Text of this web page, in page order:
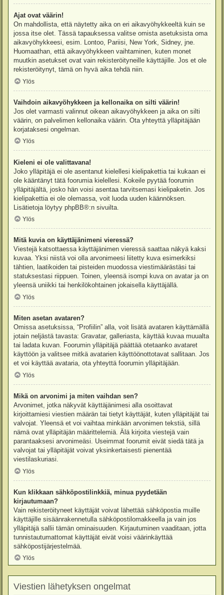
Ajat ovat väärin!
On mahdollista, että näytetty aika on eri aikavyöhykkeeltä kuin se
jossa itse olet. Tässä tapauksessa valitse omista asetuksista oma
aikavyöhykkeesi, esim. Lontoo, Pariisi, New York, Sidney, jne.
Huomaathan, että aikavyöhykkeen vaihtaminen, kuten monet
muutkin asetukset ovat vain rekisteröityneille käyttäjille. Jos et ole
rekisteröitynyt, tämä on hyvä aika tehdä niin.
Ylös
Vaihdoin aikavyöhykkeen ja kellonaika on silti väärin!
Jos olet varmasti valinnut oikean aikavyöhykkeen ja aika on silti
väärin, on palvelimen kellonaika väärin. Ota yhteyttä ylläpitäjään
korjataksesi ongelman.
Ylös
Kieleni ei ole valittavana!
Joko ylläpitäjä ei ole asentanut kielellesi kielipakettia tai kukaan ei
ole kääntänyt tätä foorumia kielellesi. Kokeile pyytää foorumin
ylläpitäjältä, josko hän voisi asentaa tarvitsemasi kielipaketin. Jos
kielipakettia ei ole olemassa, voit luoda uuden käännöksen.
Lisätietoja löytyy phpBB®:n sivuilta.
Ylös
Mitä kuvia on käyttäjänimeni vieressä?
Viestejä katsottaessa käyttäjänimen vieressä saattaa näkyä kaksi
kuvaa. Yksi niistä voi olla arvonimeesi liitetty kuva esimerkiksi
tähtien, laatikoiden tai pisteiden muodossa viestimäärästäsi tai
statuksestasi riippuen. Toinen, yleensä isompi kuva on avatar ja on
yleensä uniikki tai henkilökohtainen jokaisella käyttäjällä.
Ylös
Miten asetan avataren?
Omissa asetuksissa, “Profiilin” alla, voit lisätä avataren käyttämällä
jotain neljästä tavasta: Gravatar, galleriasta, käyttää kuvaa muualta
tai ladata kuvan. Foorumin ylläpitäjä päättää otetaanko avataret
käyttöön ja valitsee mitkä avatarien käyttöönottotavat sallitaan. Jos
et voi käyttää avataria, ota yhteyttä foorumin ylläpitäjään.
Ylös
Mikä on arvonimi ja miten vaihdan sen?
Arvonimet, jotka näkyvät käyttäjänimesi alla osoittavat
kirjoittamiesi viestien määrän tai tietyt käyttäjät, kuten ylläpitäjät tai
valvojat. Yleensä et voi vaihtaa minkään arvonimen tekstiä, sillä
nämä ovat ylläpitäjän määrittelemiä. Älä kirjoita viestejä vain
parantaaksesi arvonimeäsi. Useimmat foorumit eivät siedä tätä ja
valvojat tai ylläpitäjät voivat yksinkertaisesti pienentää
viestilaskuriasi.
Ylös
Kun klikkaan sähköpostilinkkiä, minua pyydetään
kirjautumaan?
Vain rekisteröityneet käyttäjät voivat lähettää sähköpostia muille
käyttäjille sisäänrakennetulla sähköpostilomakkeella ja vain jos
ylläpitäjä sallii tämän ominaisuuden. Kirjautuminen vaaditaan, jotta
tunnistautumattomat käyttäjät eivät voisi väärinkäyttää
sähköpostijärjestelmää.
Ylös
Viestien lähetyksen ongelmat